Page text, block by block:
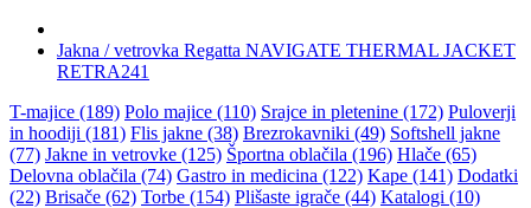
Jakna / vetrovka Regatta NAVIGATE THERMAL JACKET
RETRA241
T-majice (189) Polo majice (110) Srajce in pletenine (172) Puloverji
in hoodiji (181) Flis jakne (38) Brezrokavniki (49) Softshell jakne
(77) Jakne in vetrovke (125) Športna oblačila (196) Hlače (65)
Delovna oblačila (74) Gastro in medicina (122) Kape (141) Dodatki
(22) Brisače (62) Torbe (154) Plišaste igrače (44) Katalogi (10)